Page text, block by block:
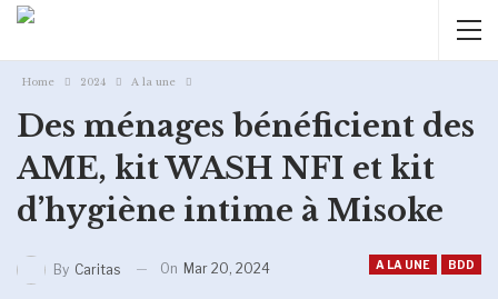
Home 2024 A la une
Des ménages bénéficient des
AME, kit WASH NFI et kit
d’hygiène intime à Misoke
A LA UNE BDD
By Caritas On Mar 20, 2024